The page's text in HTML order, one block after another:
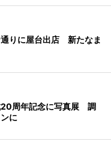
りに屋台出店 新たなま
20周年記念に写真展 調
に